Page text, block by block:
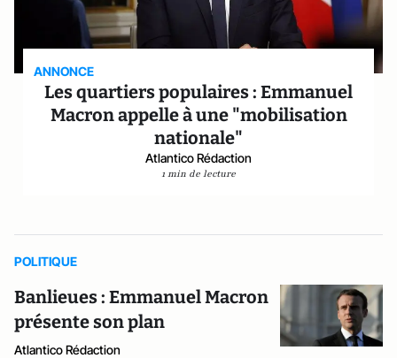
ANNONCE
Les quartiers populaires : Emmanuel
Macron appelle à une "mobilisation
nationale"
Atlantico Rédaction
1 min de lecture
POLITIQUE
Banlieues : Emmanuel Macron
présente son plan
Atlantico Rédaction